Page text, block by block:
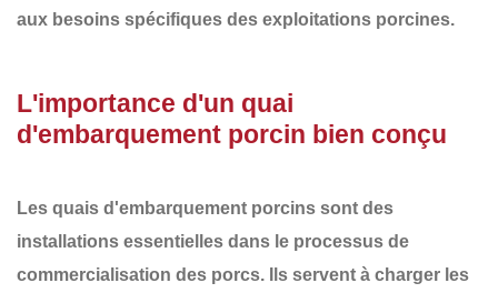
aux besoins spécifiques des exploitations porcines.
L'importance d'un quai
d'embarquement porcin bien conçu
Les quais d'embarquement porcins sont des
installations essentielles dans le processus de
commercialisation des porcs. Ils servent à charger les